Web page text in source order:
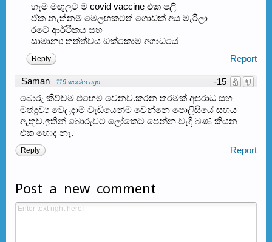
හැම මඟුලට ම covid vaccine එක පලි
ඒක නැත්නම් මෙලහකටත් ගොඩක් අය මැරිලා
රටේ ආර්ථිකය සහ
සාමාන්‍ය තත්ත්වය ඔක්කොම අගාධයේ
Report
Reply
-15
Saman · 119 weeks ago
බොරු කිව්වම එහෙම වෙනව.කරන තරමක් අපරාධ සහ
මත්ද්‍රව්‍ය වෙලදාම් වැඩියෙන්ම වෙන්නෙ පොලිසියේ සහය
ඇතුව.ඉතින් බොරුවට ලෝකෙට පෙන්න වැදි බණ කියන
එක හොද නෑ.
Report
Reply
Post a new comment